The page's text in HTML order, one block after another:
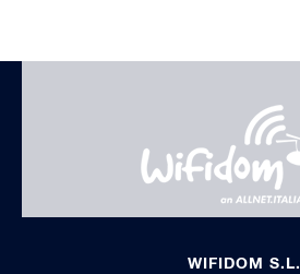
WIFIDOM S.L.